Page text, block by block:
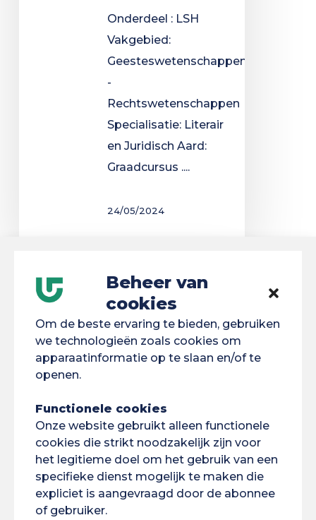
Beheer van
cookies
Om de beste ervaring te bieden, gebruiken
we technologieën zoals cookies om
apparaatinformatie op te slaan en/of te
openen.
Functionele cookies
Onze website gebruikt alleen functionele
cookies die strikt noodzakelijk zijn voor
het legitieme doel om het gebruik van een
specifieke dienst mogelijk te maken die
expliciet is aangevraagd door de abonnee
of gebruiker.
Onderdeel : LSH
Vakgebied:
Geesteswetenschappen
-
Rechtswetenschappen
Specialisatie: Literair
en Juridisch Aard:
Graadcursus ....
24/05/2024
optie
Cayenne
DAEU
Wiskunde en